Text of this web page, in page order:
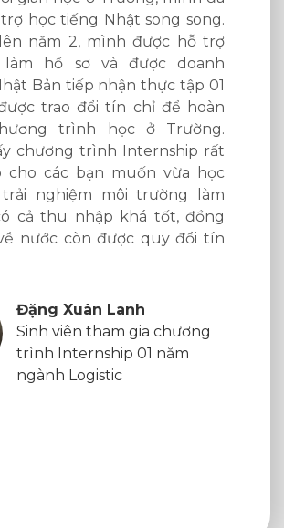
học tiếng Nhật song song.
năm 2, mình được hỗ trợ
làm hồ sơ và được doanh
Bản tiếp nhận thực tập 01
trao đổi tín chỉ để hoàn
trình học ở Trường.
chương trình Internship rất
cho các bạn muốn vừa học
nghiệm môi trường làm
cả thu nhập khá tốt, đồng
nước còn được quy đổi tín
Đặng Xuân Lanh
Sinh viên tham gia chương
trình Internship 01 năm
ngành Logistic